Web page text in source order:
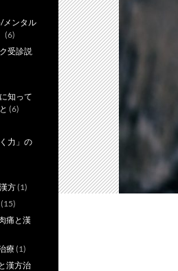
/メンタル
(6)
受診説
知って
(6)
力」の
方(1)
(15)
痛と漢
療(1)
漢方治